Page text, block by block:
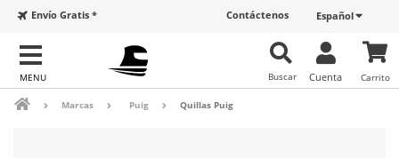
Español
Contáctenos
Envío Gratis *
Carrito
Cuenta
Buscar
Marcas Puig Quillas Puig